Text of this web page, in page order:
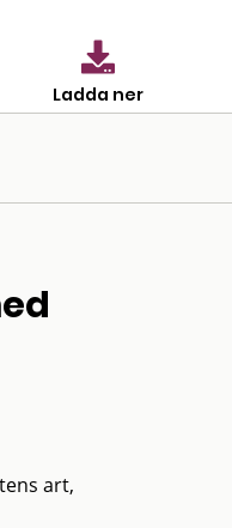
Ladda ner
art,